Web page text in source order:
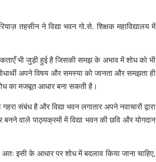
तहसीन ने विद्या भवन गो.से. शिक्षक महाविद्यालय में
भी जुड़ी हुई है जिसकी समझ के अभाव में शोध को भी
अपने विषय और समस्या को जानता और समझता ही
का मजबूत आधार बना सकती है।
संबंध है और विद्या भवन लगातार अपने नवाचारों द्वारा
वाले पाठ्यक्रमों में विद्या भवन की छवि और योगदान
इसी के आधार पर शोध में बदलाव किया जाना चाहिए,